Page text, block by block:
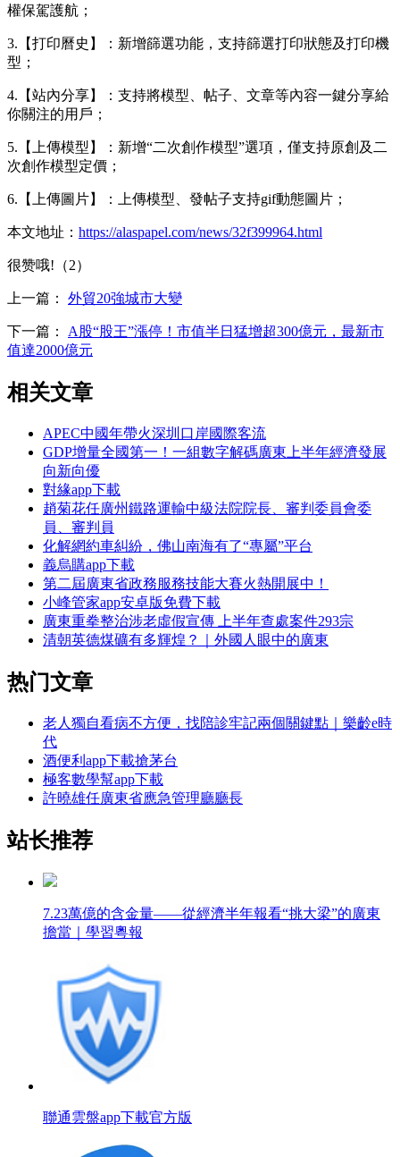
權保駕護航；
3.【打印曆史】：新增篩選功能，支持篩選打印狀態及打印機
型；
4.【站內分享】：支持將模型、帖子、文章等內容一鍵分享給
你關注的用戶；
5.【上傳模型】：新增“二次創作模型”選項，僅支持原創及二
次創作模型定價；
6.【上傳圖片】：上傳模型、發帖子支持gif動態圖片；
本文地址： https://alaspapel.com/news/32f399964.html
很赞哦!（2）
上一篇： 外貿20強城市大變
下一篇： A股“股王”漲停！市值半日猛增超300億元，最新市
值達2000億元
相关文章
APEC中國年帶火深圳口岸國際客流
GDP增量全國第一！一組數字解碼廣東上半年經濟發展
向新向優
對緣app下載
趙菊花任廣州鐵路運輸中級法院院長、審判委員會委
員、審判員
化解網約車糾紛，佛山南海有了“專屬”平台
義烏購app下載
第二屆廣東省政務服務技能大賽火熱開展中！
小峰管家app安卓版免費下載
廣東重拳整治涉老虛假宣傳 上半年查處案件293宗
清朝英德煤礦有多輝煌？｜外國人眼中的廣東
热门文章
老人獨自看病不方便，找陪診牢記兩個關鍵點｜樂齡e時
代
酒便利app下載搶茅台
極客數學幫app下載
許曉雄任廣東省應急管理廳廳長
站长推荐
7.23萬億的含金量——從經濟半年報看“挑大梁”的廣東
擔當｜學習粵報
聯通雲盤app下載官方版